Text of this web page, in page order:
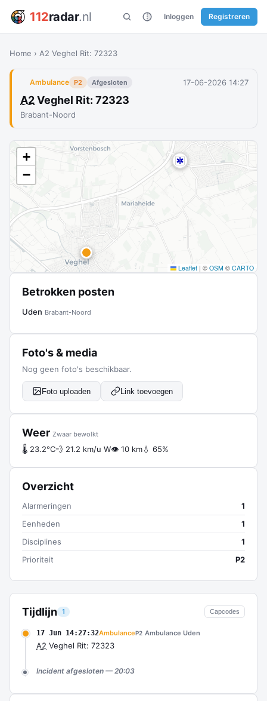
112radar.nl Inloggen Registreren
Home › A2 Veghel Rit: 72323
Ambulance P2 Afgesloten 17-06-2026 14:27
A2Veghel Rit: 72323
Brabant-Noord
Tijdlijn 1 Capcodes
17 Jun 14:27:32AmbulanceP2 Ambulance Uden
A2 Veghel Rit: 72323
Incident afgesloten — 20:03
+
−
Leaflet | © OSM © CARTO
Betrokken posten
Uden Brabant-Noord
Foto's & media
Nog geen foto's beschikbaar.
Foto uploaden Link toevoegen
Weer Zwaar bewolkt
🌡 23.2°C💨 21.2 km/u W👁 10 km💧 65%
Overzicht
Alarmeringen
1
Eenheden
1
Disciplines
1
Prioriteit
P2